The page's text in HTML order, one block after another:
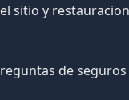
sitio y
de